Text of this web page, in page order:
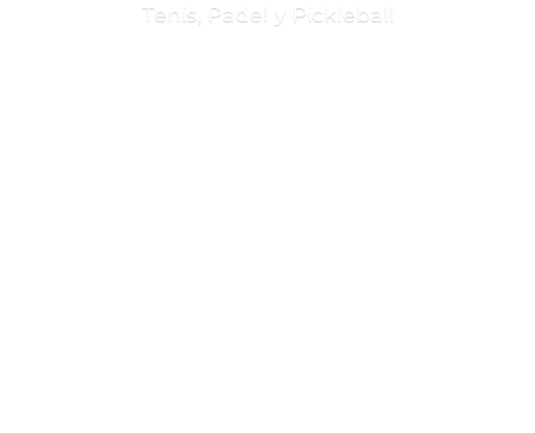
Tenis, Padel
y Pickleball